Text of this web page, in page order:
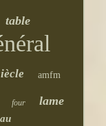
table
amfm
four lame